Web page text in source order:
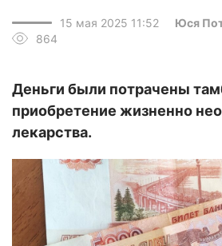
15 мая 2025 11:52
Юся
864
Деньги были потрачены
приобретение жизненно
лекарства.